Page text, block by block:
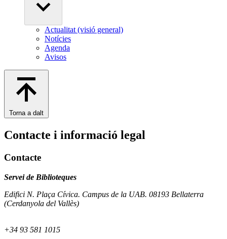
Actualitat (visió general)
Notícies
Agenda
Avisos
Torna a dalt
Contacte i informació legal
Contacte
Servei de Biblioteques
Edifici N. Plaça Cívica. Campus de la UAB. 08193 Bellaterra
(Cerdanyola del Vallès)
+34 93 581 1015